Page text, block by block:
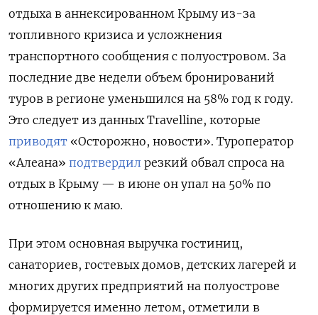
отдыха в аннексированном Крыму из-за
топливного кризиса и усложнения
транспортного сообщения с полуостровом. За
последние две недели объем бронирований
туров в регионе уменьшился на 58% год к году.
Это следует из данных Travelline, которые
приводят «Осторожно, новости». Туроператор
«Алеана» подтвердил резкий обвал спроса на
отдых в Крыму — в июне он упал на 50% по
отношению к маю.
При этом основная выручка гостиниц,
санаториев, гостевых домов, детских лагерей и
многих других предприятий на полуострове
формируется именно летом, отметили в